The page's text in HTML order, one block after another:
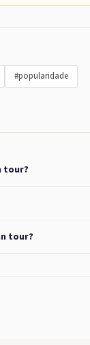
#popularidade
tour?
tour?